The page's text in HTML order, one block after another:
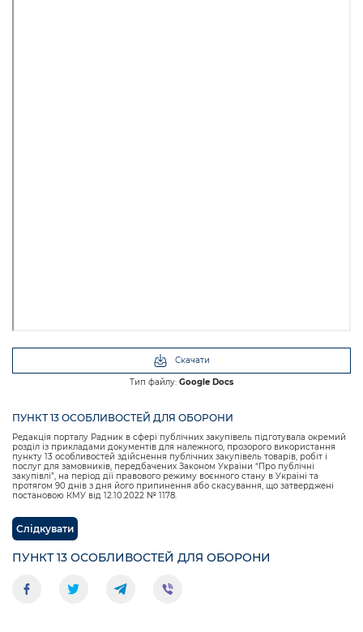
Скачати
Тип файлу: Google Docs
ПУНКТ 13 ОСОБЛИВОСТЕЙ ДЛЯ ОБОРОНИ
Редакція порталу Радник в сфері публічних закупівель підготувала окремий
розділ із прикладами документів для належного, прозорого використання
пункту 13 особливостей здійснення публічних закупівель товарів, робіт і
послуг для замовників, передбачених Законом України “Про публічні
закупівлі”, на період дії правового режиму воєнного стану в Україні та
протягом 90 днів з дня його припинення або скасування, що затверджені
постановою КМУ від 12.10.2022 № 1178.
Слідкувати
ПУНКТ 13 ОСОБЛИВОСТЕЙ ДЛЯ ОБОРОНИ